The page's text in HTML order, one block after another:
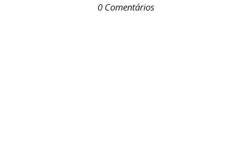
0 Comentários